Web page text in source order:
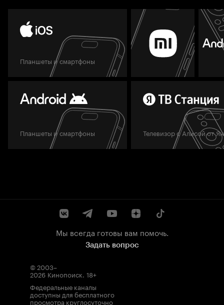
Планшеты и смартфоны
Планшеты и смартфоны Телевизор с Алисой от
Мы всегда готовы вам помочь.
Задать вопрос
© 2003–
2026 Кинопоиск. 18+
Федеральные каналы
доступны для бесплатного
просмотра круглосуточно